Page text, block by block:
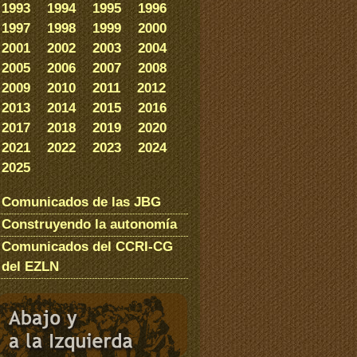
1993 1994 1995
1996
1997
1998 1999
2000
2001
2002 2003
2004
2005
2006 2007
2008
2009
2010 2011
2012
2013
2014 2015
2016
2017
2018 2019
2020
2021
2022 2023
2024
2025
Comunicados de las JBG
Construyendo la autonomía
Comunicados del CCRI-CG
del EZLN